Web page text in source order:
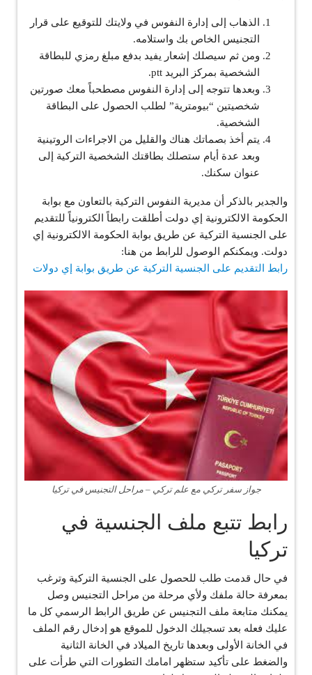
الذهاب إلى إدارة النفوس في ولايتك للتوقيع على قرار
التجنيس الخاص بك واستلامه.
ومن ثم سيصلك إشعار يفيد بدفع مبلغ رمزي للبطاقة
الشخصية بمركز البريد ptt.
وبعدها تتوجه إلى إدارة النفوس مصطحباً معك صورتين
شخصيتين “بيومترية” لطلب الحصول على البطاقة
الشخصية.
يتم أخذ بصماتك هناك والقليل من الاجراءات الروتينية
وبعد عدة أيام ستصلك بطاقتك الشخصية التركية إلى
عنوان سكنك.
والجدير بالذكر أن مديرية النفوس التركية بالتعاون مع بوابة
الحكومة الالكترونية إي دولت أطلقت رابطاً الكترونياً للتقديم
على الجنسية التركية عن طريق بوابة الحكومة الالكترونية إي
دولت. ويمكنكم الوصول للرابط من هنا:
رابط التقديم على الجنسية التركية عن طريق بوابة إي دولات
جواز سفر تركي مع علم تركي – مراحل التجنيس في تركيا
رابط تتبع ملف الجنسية في
تركيا
في حال قدمت طلب للحصول على الجنسية التركية وترغب
بمعرفة حالة ملفك ولأي مرحلة من مراحل التجنيس وصل
يمكنك متابعة ملف التجنيس عن طريق الرابط الرسمي كل ما
عليك فعله بعد تسجيلك الدخول للموقع هو إدخال رقم الملف
في الخانة الأولى وبعدها تاريخ الميلاد في الخانة الثانية
والضغط على تأكيد ستظهر امامك التطورات التي طرأت على